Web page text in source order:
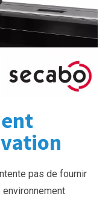
pas de fournir